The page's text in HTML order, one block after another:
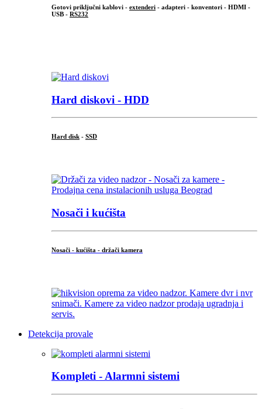
Gotovi priključni kablovi - extenderi - adapteri - konventori - HDMI -
USB - RS232
Hard diskovi - HDD
Hard disk - SSD
Nosači i kućišta
Nosači - kućišta - držači kamera
Detekcija provale
Kompleti - Alarmni sistemi